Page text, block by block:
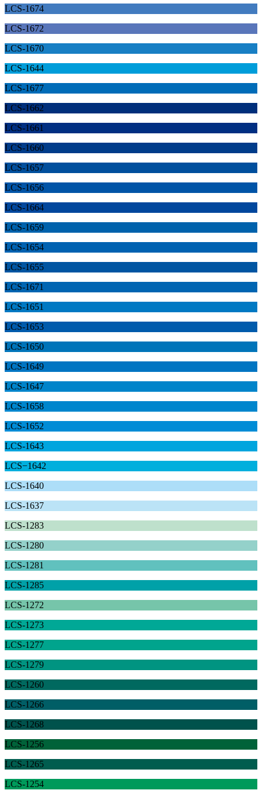
LCS-1674
LCS-1672
LCS-1670
LCS-1644
LCS-1677
LCS-1662
LCS-1661
LCS-1660
LCS-1657
LCS-1656
LCS-1664
LCS-1659
LCS-1654
LCS-1655
LCS-1671
LCS-1651
LCS-1653
LCS-1650
LCS-1649
LCS-1647
LCS-1658
LCS-1652
LCS-1643
LCS−1642
LCS-1640
LCS-1637
LCS-1283
LCS-1280
LCS-1281
LCS-1285
LCS-1272
LCS-1273
LCS-1277
LCS-1279
LCS-1260
LCS-1266
LCS-1268
LCS-1256
LCS-1265
LCS-1254